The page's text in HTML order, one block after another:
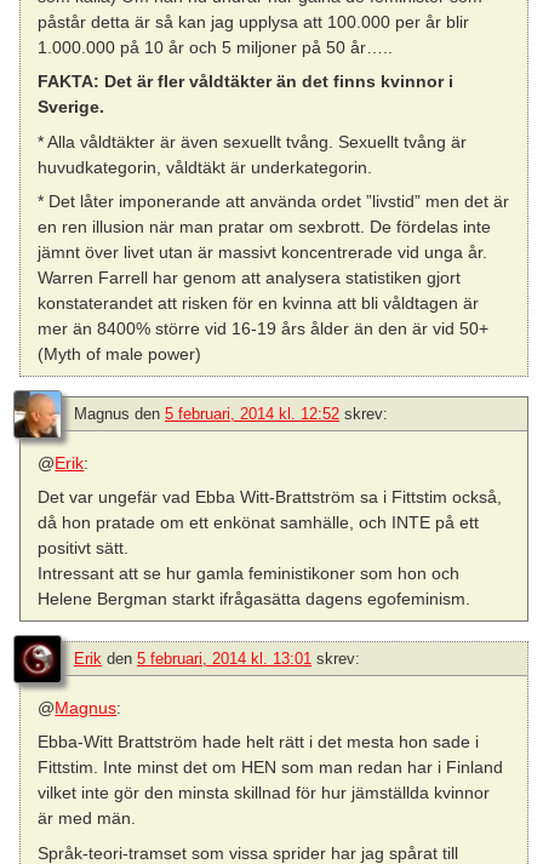
påstår detta är så kan jag upplysa att 100.000 per år blir
1.000.000 på 10 år och 5 miljoner på 50 år…..
FAKTA: Det är fler våldtäkter än det finns kvinnor i
Sverige.
* Alla våldtäkter är även sexuellt tvång. Sexuellt tvång är
huvudkategorin, våldtäkt är underkategorin.
* Det låter imponerande att använda ordet ”livstid” men det är
en ren illusion när man pratar om sexbrott. De fördelas inte
jämnt över livet utan är massivt koncentrerade vid unga år.
Warren Farrell har genom att analysera statistiken gjort
konstaterandet att risken för en kvinna att bli våldtagen är
mer än 8400% större vid 16-19 års ålder än den är vid 50+
(Myth of male power)
Magnus den 5 februari, 2014 kl. 12:52 skrev:
@Erik:
Det var ungefär vad Ebba Witt-Brattström sa i Fittstim också,
då hon pratade om ett enkönat samhälle, och INTE på ett
positivt sätt.
Intressant att se hur gamla feministikoner som hon och
Helene Bergman starkt ifrågasätta dagens egofeminism.
Erik den 5 februari, 2014 kl. 13:01 skrev:
@Magnus:
Ebba-Witt Brattström hade helt rätt i det mesta hon sade i
Fittstim. Inte minst det om HEN som man redan har i Finland
vilket inte gör den minsta skillnad för hur jämställda kvinnor
är med män.
Språk-teori-tramset som vissa sprider har jag spårat till